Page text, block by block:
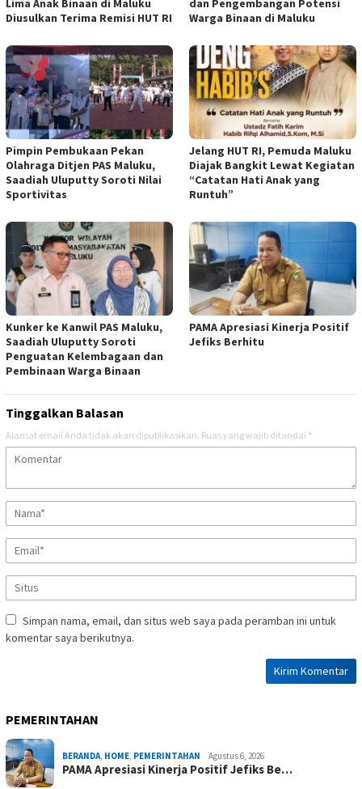
Lima Anak Binaan di Maluku
Diusulkan Terima Remisi HUT RI
dan Pengembangan Potensi
Warga Binaan di Maluku
Pimpin Pembukaan Pekan
Olahraga Ditjen PAS Maluku,
Saadiah Uluputty Soroti Nilai
Sportivitas
Jelang HUT RI, Pemuda Maluku
Diajak Bangkit Lewat Kegiatan
“Catatan Hati Anak yang
Runtuh”
Kunker ke Kanwil PAS Maluku,
Saadiah Uluputty Soroti
Penguatan Kelembagaan dan
Pembinaan Warga Binaan
PAMA Apresiasi Kinerja Positif
Jefiks Berhitu
Tinggalkan Balasan
Alamat email Anda tidak akan dipublikasikan. Ruas yang wajib ditandai *
Simpan nama, email, dan situs web saya pada peramban ini untuk
komentar saya berikutnya.
PEMERINTAHAN
BERANDA, HOME, PEMERINTAHAN Agustus 6, 2026
PAMA Apresiasi Kinerja Positif Jefiks Be…